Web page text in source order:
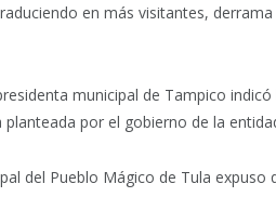
en más visitantes,
municipal de Tampico
por el gobierno de la
del Pueblo Mágico de Tula expuso